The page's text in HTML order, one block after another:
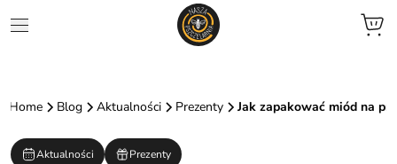
Home Blog Aktualności Prezenty Jak zapakować miód na
Aktualności Prezenty